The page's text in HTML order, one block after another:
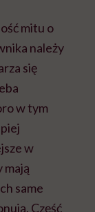
mitu o
należy
się
w tym
w
mają
same
Część